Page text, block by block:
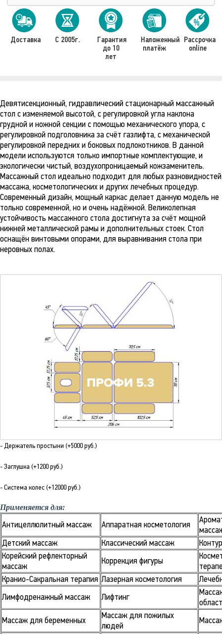
Доставка С 2005г.
Гарантия
до 10
лет
Наложенный
платёж
Рассрочка
online
Девятисекционный, гидравлический стационарный массажный
стол с изменяемой высотой, с регулировкой угла наклона
грудной и ножной секции с помощью механического упора, с
регулировкой подголовника за счёт газлифта, с механической
регулировкой передних и боковых подлокотников. В данной
модели используются только импортные комплектующие, и
экологически чистый, воздухопроницаемый кожзаменитель.
Массажный стол идеально подходит для любых разновидностей
массажа, косметологических и других лечебных процедур.
Современный дизайн, мощный каркас делает данную модель не
только современной, но и очень надёжной. Великолепная
устойчивость массажного стола достигнута за счёт мощной
нижней металлической рамы и дополнительных стоек. Стол
оснащён винтовыми опорами, для выравнивания стола при
неровных полах.
- Держатель простыни (+5000 руб.)
- Заглушка (+1200 руб.)
- Система колес (+12000 руб.)
Применяется для:
Антицеллюлитный массаж Аппаратная косметология
Детский массаж
Классический массаж
Корейский рефлекторный
массаж
Коррекция фигуры
Кранио-Сакральная терапия Лазерная косметология
Лимфодренажный массаж
Лифтинг
Массаж для беременных
Массаж для пожилых
людей